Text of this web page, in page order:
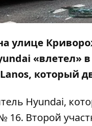
улице
«влетел»
который
Hyundai,
16. Второй